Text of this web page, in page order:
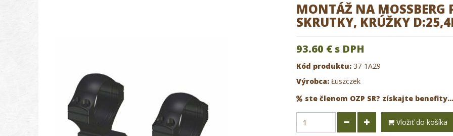
MONTÁŽ NA MOSSBERG
SKRUTKY, KRÚŽKY
93.60 €s DPH
Kód produktu: 37-1A29
Výrobca: Łuszczek
ste členom OZP SR? získajte benefity...
Vložiť do košíka